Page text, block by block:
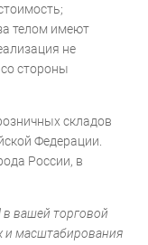
телом имеют
не
стороны
складов
Федерации.
России, в
в вашей торговой
и масштабирования